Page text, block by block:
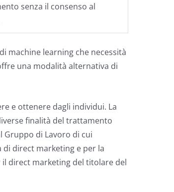
senza il consenso al
machine learning che necessità
una modalità alternativa di
e ottenere dagli individui. La
finalità del trattamento
Gruppo di Lavoro di cui
direct marketing e per la
direct marketing del titolare del